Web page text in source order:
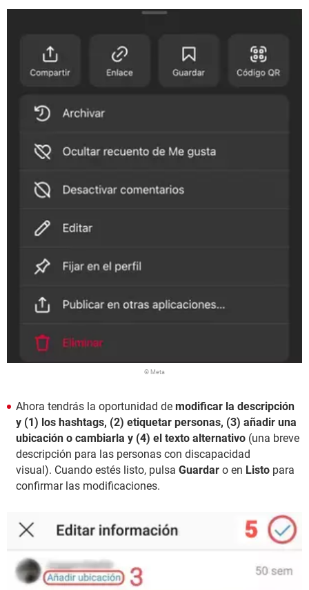
© Meta
Ahora tendrás la oportunidad de modificar la descripción
y (1) los hashtags, (2) etiquetar personas, (3) añadir una
ubicación o cambiarla y (4) el texto alternativo (una breve
descripción para las personas con discapacidad
visual). Cuando estés listo, pulsa Guardar o en Listo para
confirmar las modificaciones.